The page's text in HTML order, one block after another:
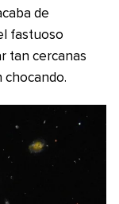
de
fastuoso
tan cercanas
chocando.